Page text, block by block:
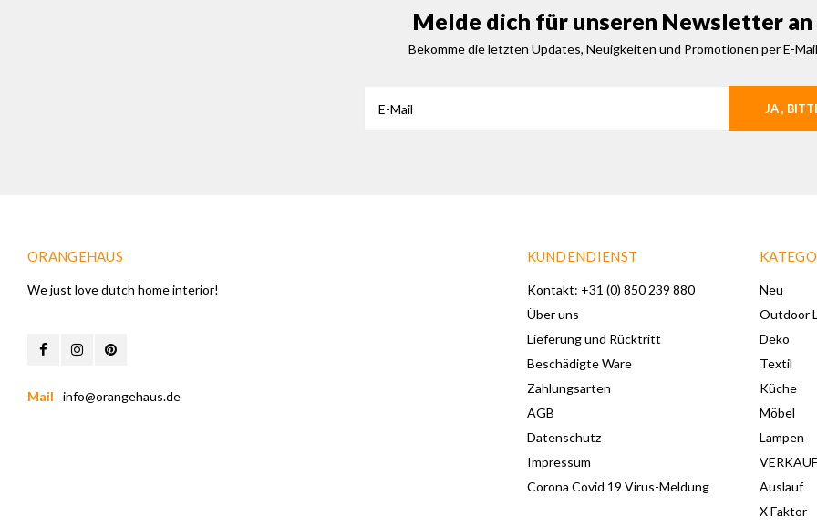
Melde dich für unseren Newsletter an
Bekomme die letzten Updates, Neuigkeiten und Promotionen per E-Mail
JA ,
ORANGEHAUS
We just love dutch home interior!
Mail info@orangehaus.de
KUNDENDIENST
Kontakt: +31 (0) 850 239 880
Über uns
Lieferung und Rücktritt
Beschädigte Ware
Zahlungsarten
AGB
Datenschutz
Impressum
Corona Covid 19 Virus-Meldung
Neu
Outdoor
Deko
Textil
Küche
Möbel
Lampen
VERKAUF
Auslauf
X Faktor